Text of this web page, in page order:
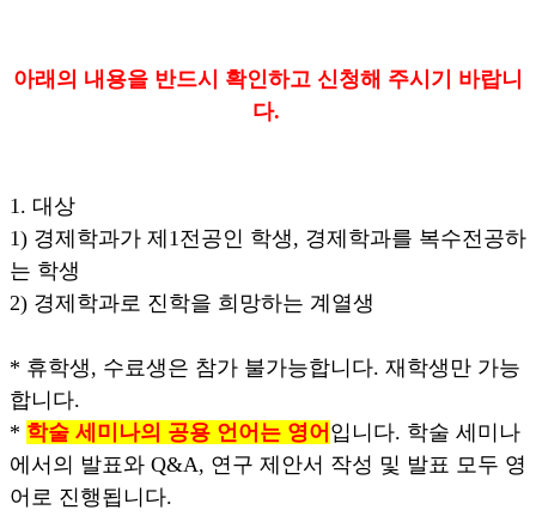
아래의 내용을 반드시 확인하고 신청해 주시기 바랍니
다.
1. 대상
1) 경제학과가 제1전공인 학생, 경제학과를 복수전공하
는 학생
2) 경제학과로 진학을 희망하는 계열생
* 휴학생, 수료생은 참가 불가능합니다. 재학생만 가능
합니다.
* 학술 세미나의 공용 언어는 영어 입니다. 학술 세미나
에서의 발표와 Q&A, 연구 제안서 작성 및 발표 모두 영
어로 진행됩니다.